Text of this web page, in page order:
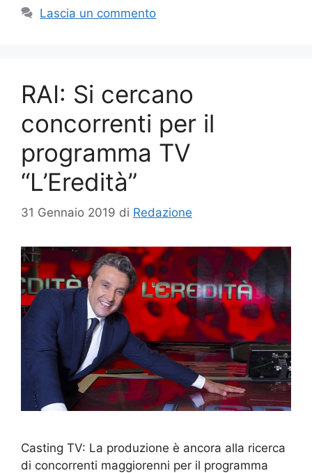
Lascia un commento
RAI: Si cercano
concorrenti per il
programma TV
“L’Eredità”
31 Gennaio 2019 di Redazione
Casting TV: La produzione è ancora alla ricerca
di concorrenti maggiorenni per il programma